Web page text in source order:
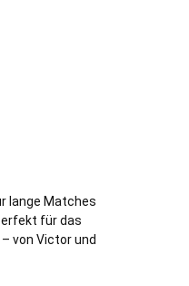
lange Matches
für das
von Victor und